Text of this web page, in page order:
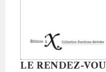
LE RENDEZ-